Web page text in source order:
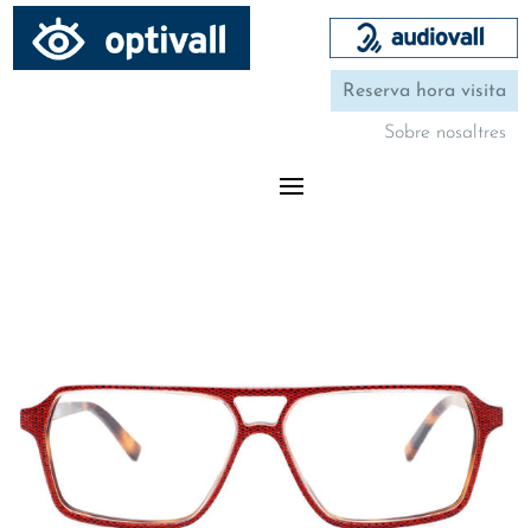
Reserva hora visita
Sobre nosaltres